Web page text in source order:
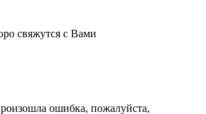
свяжутся с Вами
ошибка, пожалуйста,